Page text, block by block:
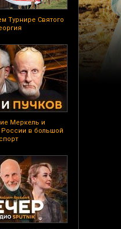
Турнире Святого
Меркель и
в большой
спорт